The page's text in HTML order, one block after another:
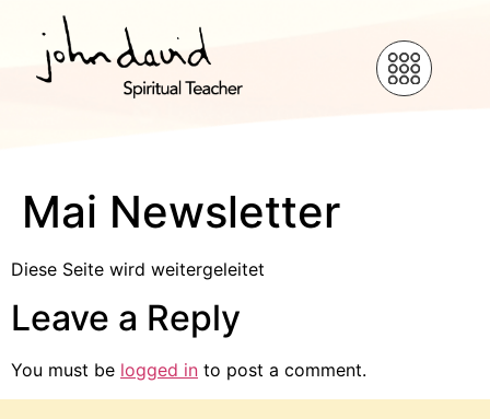
Mai Newsletter
Diese Seite wird weitergeleitet
Leave a Reply
You must be logged in to post a comment.